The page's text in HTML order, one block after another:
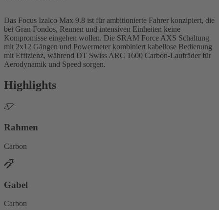
Das Focus Izalco Max 9.8 ist für ambitionierte Fahrer konzipiert, die
bei Gran Fondos, Rennen und intensiven Einheiten keine
Kompromisse eingehen wollen. Die SRAM Force AXS Schaltung
mit 2x12 Gängen und Powermeter kombiniert kabellose Bedienung
mit Effizienz, während DT Swiss ARC 1600 Carbon-Laufräder für
Aerodynamik und Speed sorgen.
Highlights
Rahmen
Carbon
Gabel
Carbon